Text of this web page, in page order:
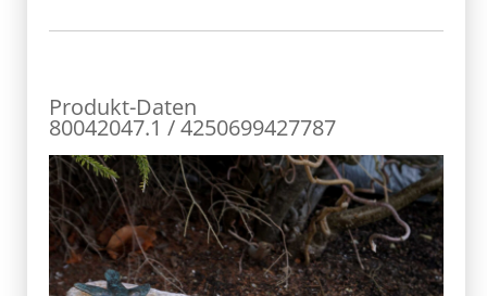
Produkt-Daten
80042047.1 / 4250699427787